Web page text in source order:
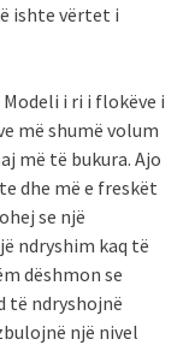
ishte vërtet i
i ri i flokëve i
më shumë volum
më të bukura. Ajo
dhe më e freskët
se një
ndryshim kaq të
dëshmon se
të ndryshojnë
një nivel